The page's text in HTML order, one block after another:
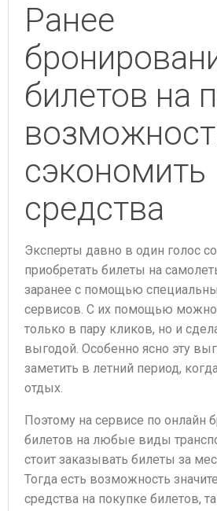
Ранее
билетов на
сэкономить
средства
Эксперты давно в один голос
приобретать билеты на
заранее с помощью
сервисов. С их помощью можно
только в пару кликов, но и
выгодой. Особенно ясно эту
заметить в летний период,
отдых.
Поэтому на сервисе по онлайн
билетов на любые виды
стоит заказывать билеты за
Тогда есть возможность
средства на покупке билетов,